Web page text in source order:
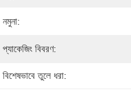
নমুনা:
প্যাকেজিং বিবরণ:
বিশেষভাবে তুলে ধরা: